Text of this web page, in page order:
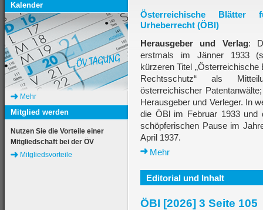
Österreichische Blätter
Urheberrecht (ÖBl)
Herausgeber und Verlag:
erstmals im Jänner 1933
kürzeren Titel
Rechtsschutz“ als
österreichischer
Herausgeber und Verleger. In
die ÖBl im Februar 1933 und
schöpferischen Pause im
April 1937.
Mehr
Editorial und Inhalt
ÖBI [2026] 3 Seite 105
Kalender
Mehr
Mitglied werden
Nutzen Sie die Vorteile einer
Mitgliedschaft bei der ÖV
Mitgliedsvorteile